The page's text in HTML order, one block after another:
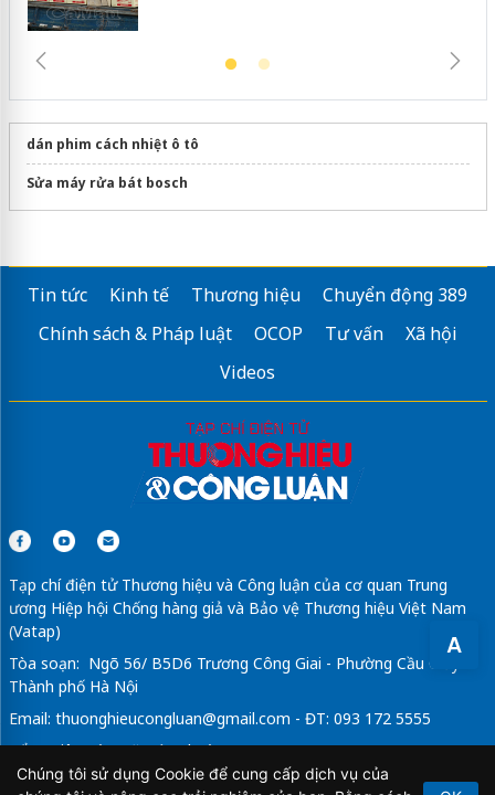
A
dán phim cách nhiệt ô tô
Sửa máy rửa bát bosch
Tin tức Kinh tế Thương hiệu
Chuyển động 389
Chính sách & Pháp luật
OCOP Tư vấn
Xã hội
Videos
Tạp chí điện tử Thương hiệu và Công luận của cơ quan Trung
ương Hiệp hội Chống hàng giả và Bảo vệ Thương hiệu Việt Nam
(Vatap)
Tòa soạn: Ngõ 56/ B5D6 Trương Công Giai - Phường Cầu Giấy -
Thành phố Hà Nội
Email: thuonghieucongluan@gmail.com - ĐT: 093 172 5555
Tổng Biên Tập: Vũ Đức Thuận
Giấy phép hoạt động báo chí điện tử số 64/GP-BTTTT do Bộ
Chúng tôi sử dụng Cookie để cung cấp dịch vụ của